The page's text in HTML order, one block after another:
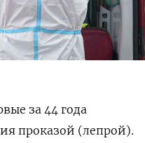
за 44 года
проказой (лепрой).